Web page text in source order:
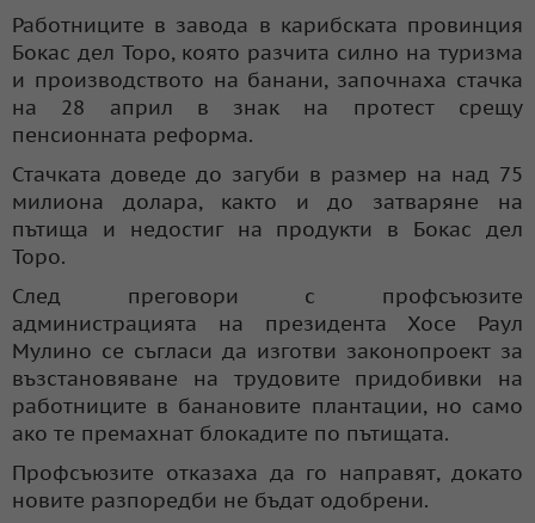
Работниците в завода в карибската провинция
Бокас дел Торо, която разчита силно на туризма
и производството на банани, започнаха стачка
на 28 април в знак на протест срещу
пенсионната реформа.
Стачката доведе до загуби в размер на над 75
милиона долара, както и до затваряне на
пътища и недостиг на продукти в Бокас дел
Торо.
След преговори с профсъюзите
администрацията на президента Хосе Раул
Мулино се съгласи да изготви законопроект за
възстановяване на трудовите придобивки на
работниците в банановите плантации, но само
ако те премахнат блокадите по пътищата.
Профсъюзите отказаха да го направят, докато
новите разпоредби не бъдат одобрени.